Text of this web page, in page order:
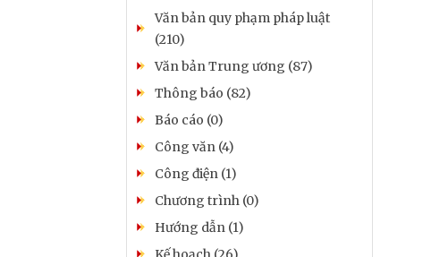
Văn bản quy phạm pháp luật
(210)
Văn bản Trung ương (87)
Thông báo (82)
Báo cáo (0)
Công văn (4)
Công điện (1)
Chương trình (0)
Hướng dẫn (1)